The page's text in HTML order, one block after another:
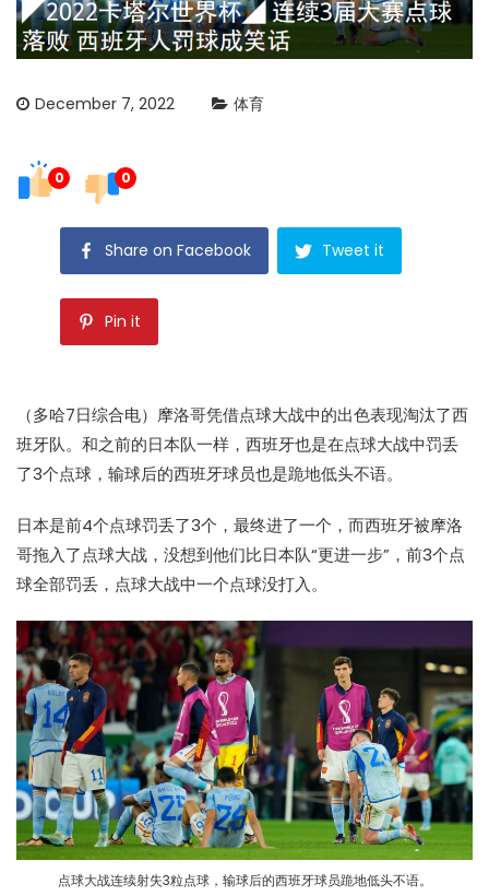
December 7, 2022 体育
0 0
Share on Facebook Tweet it
Pin it
（多哈7日综合电）摩洛哥凭借点球大战中的出色表现淘汰了西
班牙队。和之前的日本队一样，西班牙也是在点球大战中罚丢
了3个点球，输球后的西班牙球员也是跪地低头不语。
日本是前4个点球罚丢了3个，最终进了一个，而西班牙被摩洛
哥拖入了点球大战，没想到他们比日本队“更进一步”，前3个点
球全部罚丢，点球大战中一个点球没打入。
点球大战连续射失3粒点球，输球后的西班牙球员跪地低头不语。